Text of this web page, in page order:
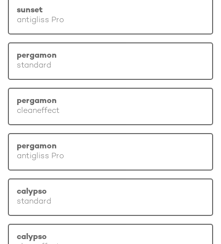
sunset
antigliss Pro
pergamon
standard
pergamon
cleaneffect
pergamon
antigliss Pro
calypso
standard
calypso